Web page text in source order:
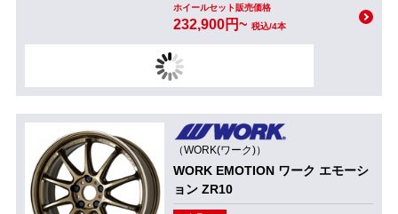
ホイールセット販売価格
232,900円~ 税込/4本
（WORK(ワーク)）
WORK EMOTION ワーク エモーシ
ョン ZR10